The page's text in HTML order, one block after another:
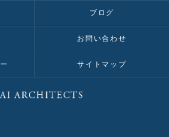
ブログ
お問い合わせ
サイトマップ